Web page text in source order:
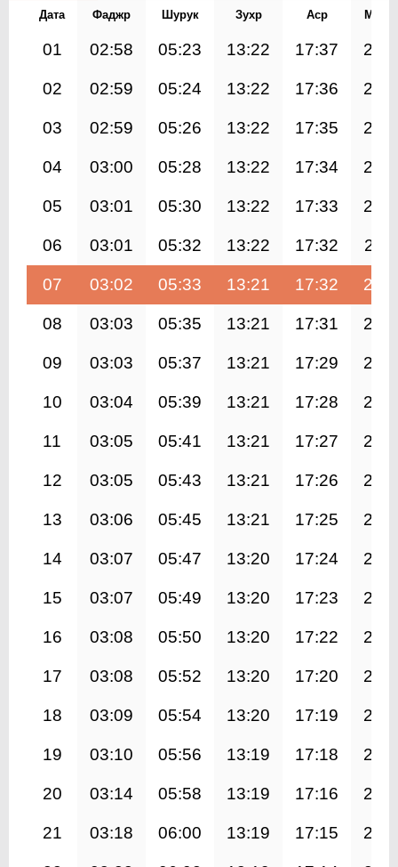
Дата Фаджр Шурук Зухр Аср
01 02:58 05:23 13:22 17:37
02 02:59 05:24 13:22 17:36
03 02:59 05:26 13:22 17:35
04 03:00 05:28 13:22 17:34
05 03:01 05:30 13:22 17:33
06 03:01 05:32 13:22 17:32
07 03:02 05:33 13:21 17:32
08 03:03 05:35 13:21 17:31
09 03:03 05:37 13:21 17:29
10 03:04 05:39 13:21 17:28
11 03:05 05:41 13:21 17:27
12 03:05 05:43 13:21 17:26
13 03:06 05:45 13:21 17:25
14 03:07 05:47 13:20 17:24
15 03:07 05:49 13:20 17:23
16 03:08 05:50 13:20 17:22
17 03:08 05:52 13:20 17:20
18 03:09 05:54 13:20 17:19
19 03:10 05:56 13:19 17:18
20 03:14 05:58 13:19 17:16
21 03:18 06:00 13:19 17:15